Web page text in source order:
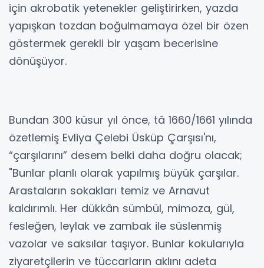
için akrobatik yetenekler geliştirirken, yazda
yapışkan tozdan boğulmamaya özel bir özen
göstermek gerekli bir yaşam becerisine
dönüşüyor.
Bundan 300 küsur yıl önce, tâ 1660/1661 yılında
özetlemiş Evliya Çelebi Üsküp Çarşısı'nı,
“çarşılarını” desem belki daha doğru olacak;
"Bunlar planlı olarak yapılmış büyük çarşılar.
Arastaların sokakları temiz ve Arnavut
kaldırımlı. Her dükkân sümbül, mimoza, gül,
fesleğen, leylak ve zambak ile süslenmiş
vazolar ve saksılar taşıyor. Bunlar kokularıyla
ziyaretçilerin ve tüccarların aklını adeta